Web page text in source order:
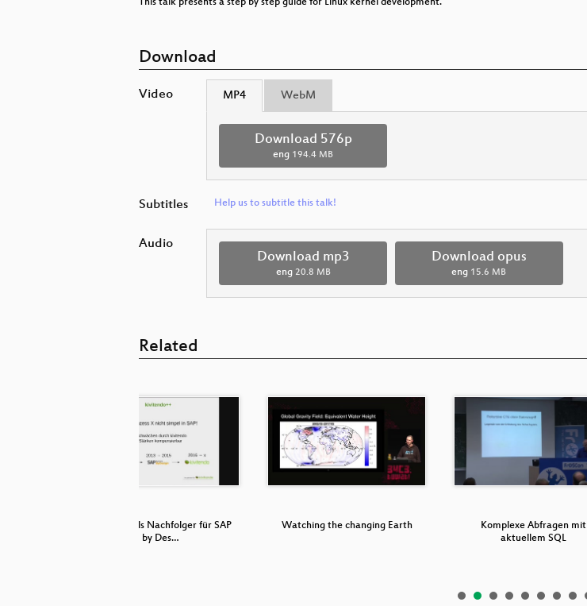
This talk presents a step by step guide for Linux kernel development.
Download
Video MP4 WebM
Download 576p
eng 194.4 MB
Subtitles Help us to subtitle this talk!
Audio
Download mp3
eng 20.8 MB
Download opus
eng 15.6 MB
Related
kivitendo als Nachfolger für SAP
by Des…
Watching the changing Earth
Komplexe Abfragen mit
aktuellem SQL